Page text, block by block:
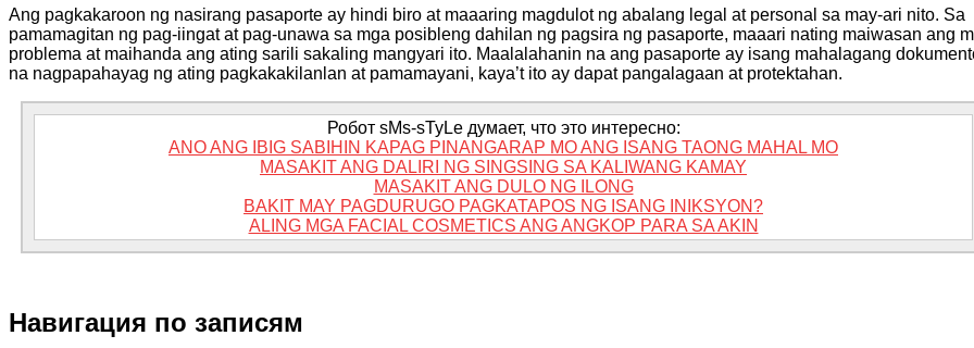
Ang pagkakaroon ng nasirang pasaporte ay hindi biro at maaaring magdulot ng abalang legal at personal sa may-ari nito. Sa
pamamagitan ng pag-iingat at pag-unawa sa mga posibleng dahilan ng pagsira ng pasaporte, maaari nating maiwasan ang
problema at maihanda ang ating sarili sakaling mangyari ito. Maalalahanin na ang pasaporte ay isang mahalagang
na nagpapahayag ng ating pagkakakilanlan at pamamayani, kaya’t ito ay dapat pangalagaan at protektahan.
Робот sMs-sTyLe думает, что это интересно:
ANO ANG IBIG SABIHIN KAPAG PINANGARAP MO ANG ISANG TAONG MAHAL MO
MASAKIT ANG DALIRI NG SINGSING SA KALIWANG KAMAY
MASAKIT ANG DULO NG ILONG
BAKIT MAY PAGDURUGO PAGKATAPOS NG ISANG INIKSYON?
ALING MGA FACIAL COSMETICS ANG ANGKOP PARA SA AKIN
Навигация по записям